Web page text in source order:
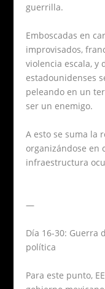
guerrilla.
Emboscadas en
improvisados,
violencia escala, y
estadounidenses
peleando en un
ser un enemigo.
A esto se suma la
organizándose en
infraestructura
—
Día 16-30: Guerra
política
Para este punto,